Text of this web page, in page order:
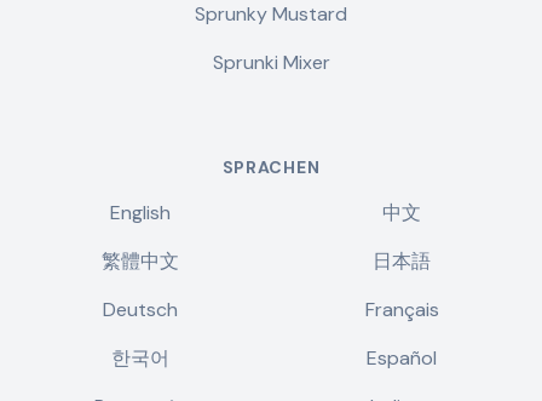
Sprunky Mustard
Sprunki Mixer
SPRACHEN
English
中文
繁體中文
日本語
Deutsch
Français
한국어
Español